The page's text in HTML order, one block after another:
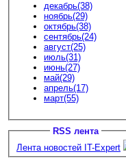
декабрь(38)
ноябрь(29)
октябрь(38)
сентябрь(24)
август(25)
июль(31)
июнь(27)
май(29)
апрель(17)
март(55)
RSS лента
Лента новостей IT-Expert